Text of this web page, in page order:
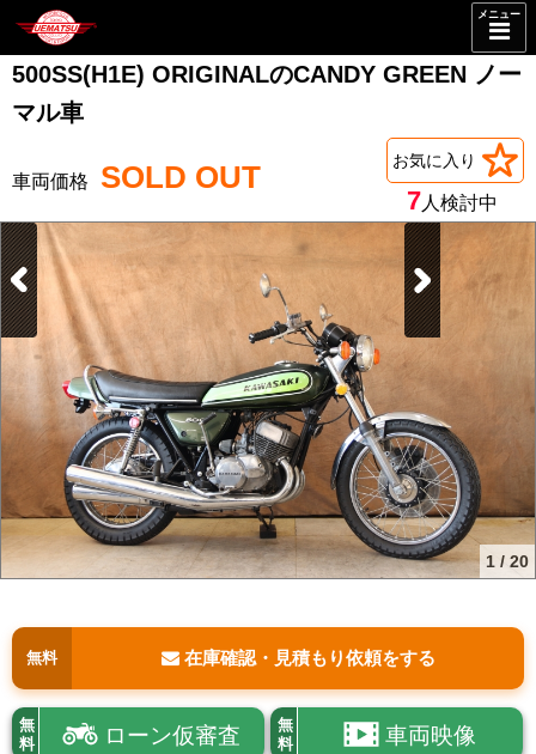
メニュー
500SS(H1E) ORIGINALのCANDY GREEN ノー
マル車
SOLD OUT お気に入り
7人検討中
1 / 20
無料 在庫確認・見積もり依頼をする
無
料
ローン仮審査
無
料
車両映像